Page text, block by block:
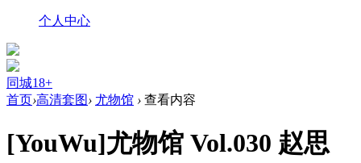
个人中心
同城18+
首页›高清套图› 尤物馆 › 查看内容
[YouWu]尤物馆 Vol.030 赵思